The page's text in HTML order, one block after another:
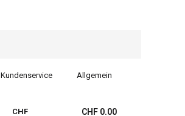
Kundenservice Allgemein
CHF CHF 0.00